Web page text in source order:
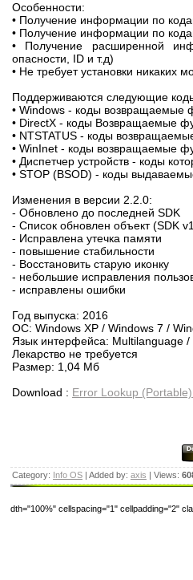
Особенности:
• Получение информации по
• Получение информации по
• Получение расширенной
опасности, ID и т.д)
• Не требует установки никаких
Поддерживаются следующие
• Windows - коды возвращаемые
• DirectX - коды Возвращаемые
• NTSTATUS - коды
• WinInet - коды возвращаемые
• Диспетчер устройств - коды
• STOP (BSOD) - коды
Изменения в версии 2.2.0:
- Обновлено до последней SDK
- Список обновлен объект (SDK
- Исправлена ​​утечка памяти
- повышение стабильности
- Восстановить старую иконку
- небольшие исправления
- исправлены ошибки
Год выпуска: 2016
ОС: Windows XP / Windows 7 /
Язык интерфейса: Multilanguage /
Лекарство не требуется
Размер: 1,04 Мб
Download : Error Lookup
Category: Info OS | Added by: axis | Views:
dth="100%" cellspacing="1" cellpadding="2"